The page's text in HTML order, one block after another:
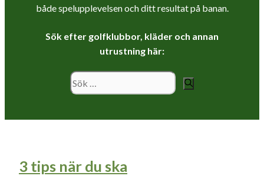
både spelupplevelsen och ditt resultat på banan.
Sök efter golfklubbor, kläder och annan
utrustning här:
Sök
efter:
3 tips när du ska